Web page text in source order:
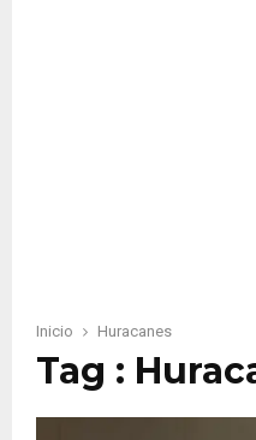
Inicio Huracanes
Tag :